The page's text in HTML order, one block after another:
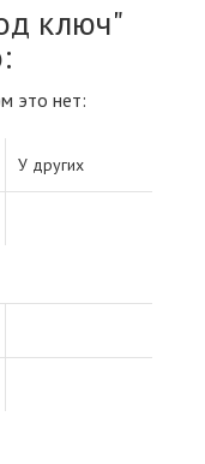
ключ"
это нет:
У других